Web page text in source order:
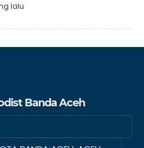
lalu
Banda Aceh